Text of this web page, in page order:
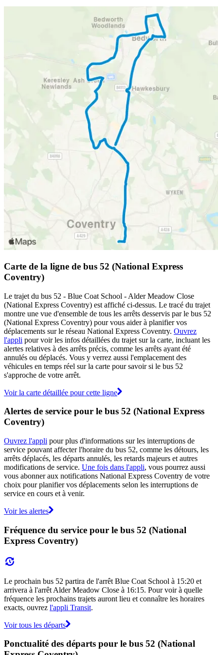
Carte de la ligne de bus 52 (National Express
Coventry)
Le trajet du bus 52 - Blue Coat School - Alder Meadow Close
(National Express Coventry) est affiché ci-dessus. Le tracé du trajet
montre une vue d'ensemble de tous les arrêts desservis par le bus 52
(National Express Coventry) pour vous aider à planifier vos
déplacements sur le réseau National Express Coventry. Ouvrez
l'appli pour voir les infos détaillées du trajet sur la carte, incluant les
alertes relatives à des arrêts précis, comme les arrêts ayant été
annulés ou déplacés. Vous y verrez aussi l'emplacement des
véhicules en temps réel sur la carte pour savoir si le bus 52
s'approche de votre arrêt.
Voir la carte détaillée pour cette ligne
Alertes de service pour le bus 52 (National Express
Coventry)
Ouvrez l'appli pour plus d'informations sur les interruptions de
service pouvant affecter l'horaire du bus 52, comme les détours, les
arrêts déplacés, les départs annulés, les retards majeurs et autres
modifications de service. Une fois dans l'appli, vous pourrez aussi
vous abonner aux notifications National Express Coventry de votre
choix pour planifier vos déplacements selon les interruptions de
service en cours et à venir.
Voir les alertes
Fréquence du service pour le bus 52 (National
Express Coventry)
Le prochain bus 52 partira de l'arrêt Blue Coat School à 15:20 et
arrivera à l'arrêt Alder Meadow Close à 16:15. Pour voir à quelle
fréquence les prochains trajets auront lieu et connaître les horaires
exacts, ouvrez l'appli Transit.
Voir tous les départs
Ponctualité des départs pour le bus 52 (National